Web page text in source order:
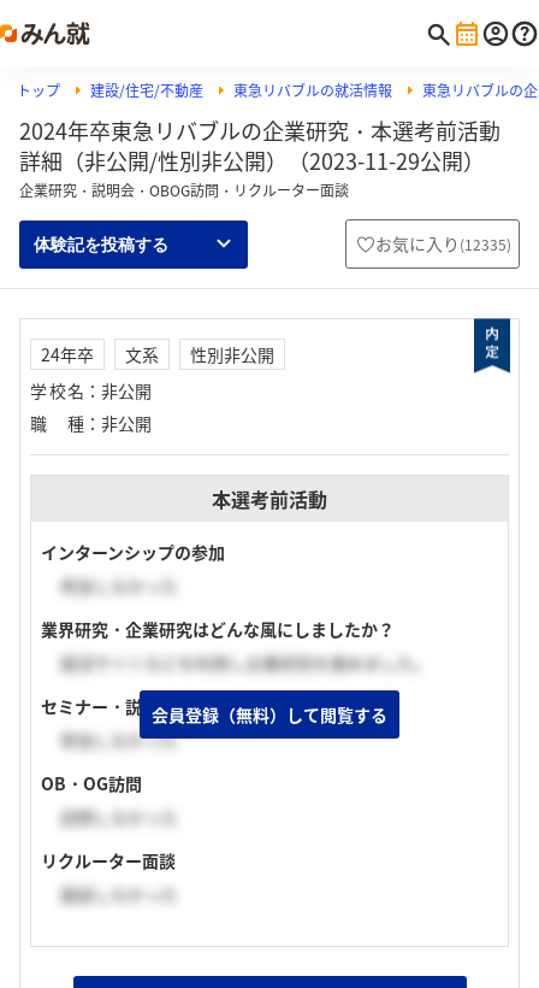
トップ 建設/住宅/不動産 東急リバブルの就活情報 東急リバブルの
2024年卒東急リバブルの企業研究・本選考前活動
詳細（非公開/性別非公開）（2023-11-29公開）
企業研究・説明会・OBOG訪問・リクルーター面談
体験記を投稿する お気に入り (12335)
24年卒 文系
性別非公開
学校名 ： 非公開
職種 ： 非公開
本選考前活動
インターンシップの参加
参加しなかった
業界研究・企業研究はどんな風にしましたか？
就活サイトなどを利用し企業研究を進めました。
セミナー・説明会の参加
参加しなかった
OB・OG訪問
訪問しなかった
リクルーター面談
面談しなかった
会員登録（無料）して閲覧する